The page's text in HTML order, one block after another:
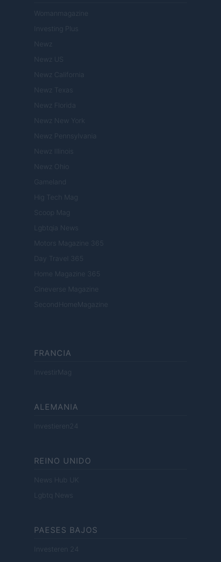
Womanmagazine
Investing Plus
Newz
Newz US
Newz California
Newz Texas
Newz Florida
Newz New York
Newz Pennsylvania
Newz Illinois
Newz Ohio
Gameland
Hig Tech Mag
Scoop Mag
Lgbtqia News
Motors Magazine 365
Day Travel 365
Home Magazine 365
Cineverse Magazine
SecondHomeMagazine
FRANCIA
InvestirMag
ALEMANIA
Investieren24
REINO UNIDO
News Hub UK
Lgbtq News
PAESES BAJOS
Investeren 24